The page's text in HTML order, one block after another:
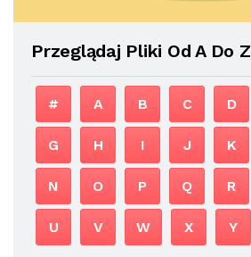
Przeglądaj Pliki Od A Do Z
# A B C D
G H I J K
N O P Q R
U V W X Y